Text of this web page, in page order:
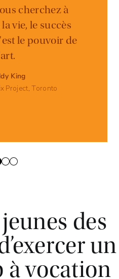
cherchez à
vie, le succès
le pouvoir de
King
Project, Toronto
des
un
à vocation